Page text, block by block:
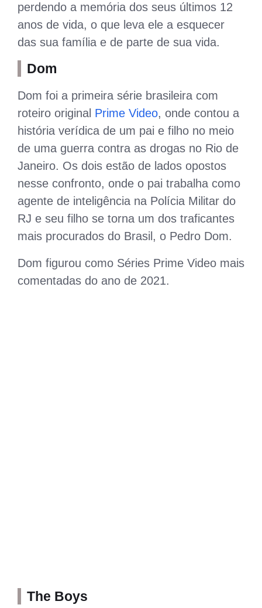
perdendo a memória dos seus últimos 12
anos de vida, o que leva ele a esquecer
das sua família e de parte de sua vida.
Dom
Dom foi a primeira série brasileira com
roteiro original Prime Video, onde contou a
história verídica de um pai e filho no meio
de uma guerra contra as drogas no Rio de
Janeiro. Os dois estão de lados opostos
nesse confronto, onde o pai trabalha como
agente de inteligência na Polícia Militar do
RJ e seu filho se torna um dos traficantes
mais procurados do Brasil, o Pedro Dom.
Dom figurou como Séries Prime Video mais
comentadas do ano de 2021.
The Boys